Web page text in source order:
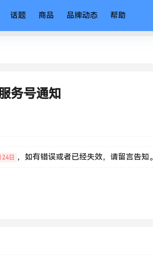
话题 商品 品牌动态 帮助
务号通知
日 ，如有错误或者已经失效，请留言告知。